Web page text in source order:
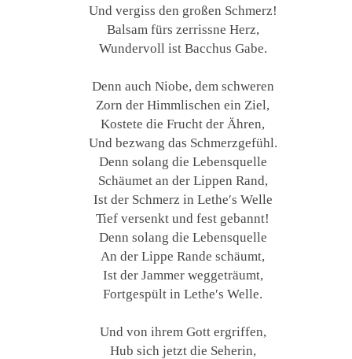
Und vergiss den großen Schmerz!
Balsam fürs zerrissne Herz,
Wundervoll ist Bacchus Gabe.
Denn auch Niobe, dem schweren
Zorn der Himmlischen ein Ziel,
Kostete die Frucht der Ähren,
Und bezwang das Schmerzgefühl.
Denn solang die Lebensquelle
Schäumet an der Lippen Rand,
Ist der Schmerz in Lethe′s Welle
Tief versenkt und fest gebannt!
Denn solang die Lebensquelle
An der Lippe Rande schäumt,
Ist der Jammer weggeträumt,
Fortgespült in Lethe′s Welle.
Und von ihrem Gott ergriffen,
Hub sich jetzt die Seherin,